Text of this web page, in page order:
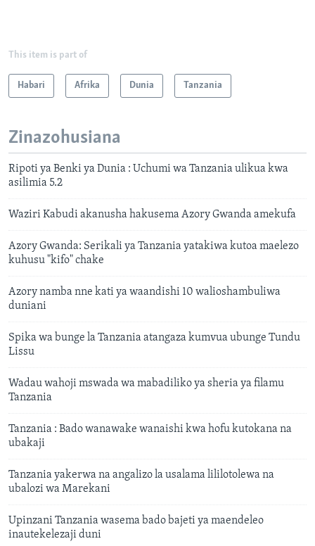
This item is part of
Habari Afrika Dunia Tanzania
Zinazohusiana
Ripoti ya Benki ya Dunia : Uchumi wa Tanzania ulikua kwa
asilimia 5.2
Waziri Kabudi akanusha hakusema Azory Gwanda amekufa
Azory Gwanda: Serikali ya Tanzania yatakiwa kutoa maelezo
kuhusu "kifo" chake
Azory namba nne kati ya waandishi 10 walioshambuliwa
duniani
Spika wa bunge la Tanzania atangaza kumvua ubunge Tundu
Lissu
Wadau wahoji mswada wa mabadiliko ya sheria ya filamu
Tanzania
Tanzania : Bado wanawake wanaishi kwa hofu kutokana na
ubakaji
Tanzania yakerwa na angalizo la usalama lililotolewa na
ubalozi wa Marekani
Upinzani Tanzania wasema bado bajeti ya maendeleo
inautekelezaji duni